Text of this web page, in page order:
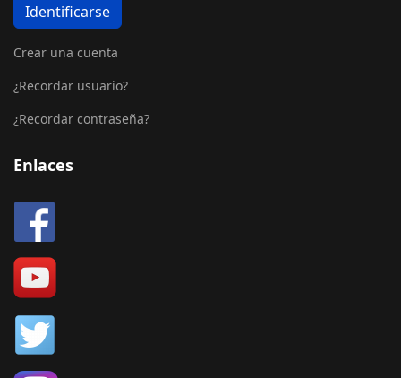
Identificarse
Crear una cuenta
¿Recordar usuario?
¿Recordar contraseña?
Enlaces